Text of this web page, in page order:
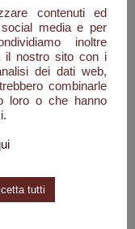
Sambac
che si fonde
resinose
la
e
struttura al
contenuti ed
media e per
inoltre
il nostro sito con i
dei dati web,
combinarle
loro o che hanno
tutti